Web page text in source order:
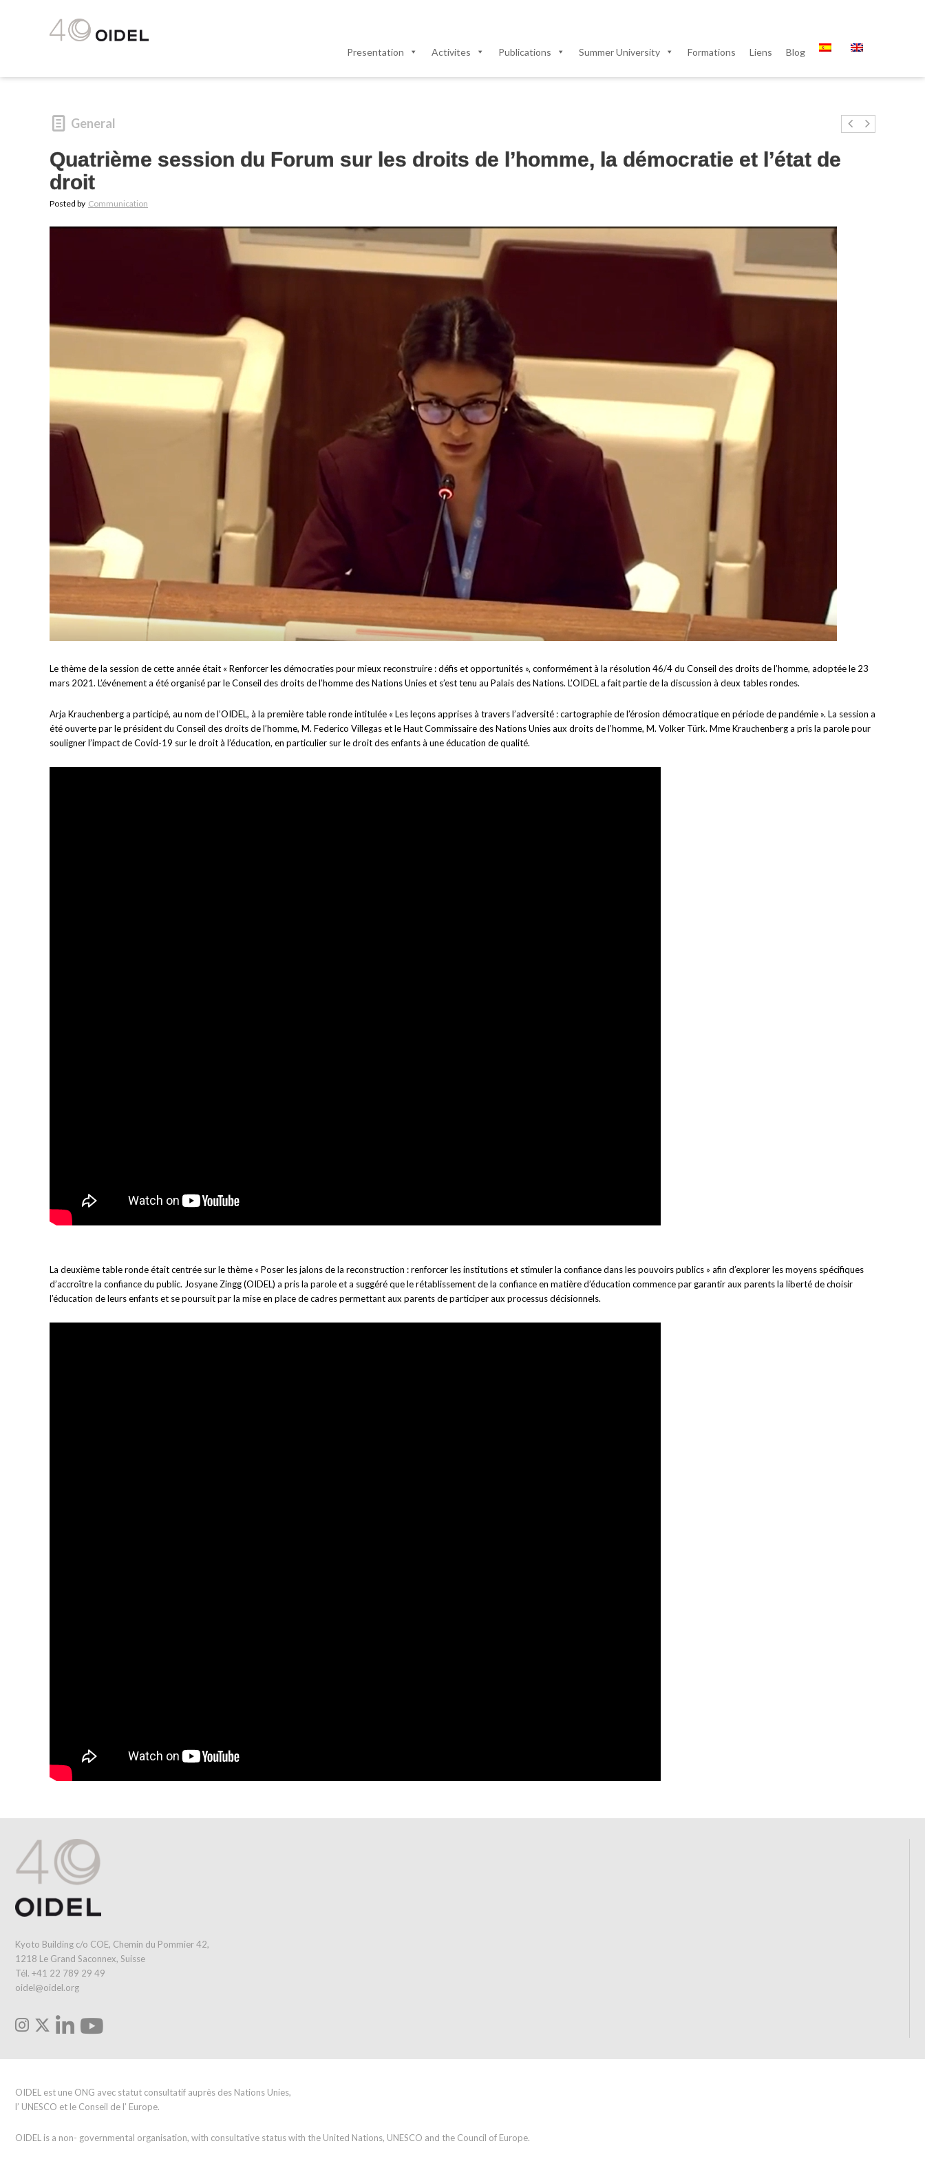
Presentation Activites Publications Summer University Formations Liens Blog
General
Quatrième session du Forum sur les droits de l’homme, la démocratie et l’état de
droit
Posted by Communication
Le thème de la session de cette année était « Renforcer les démocraties pour mieux reconstruire : défis et opportunités », conformément à la résolution 46/4 du Conseil des droits de l’homme, adoptée le 23
mars 2021. L’événement a été organisé par le Conseil des droits de l’homme des Nations Unies et s’est tenu au Palais des Nations. L’OIDEL a fait partie de la discussion à deux tables rondes.
Arja Krauchenberg a participé, au nom de l’OIDEL, à la première table ronde intitulée « Les leçons apprises à travers l’adversité : cartographie de l’érosion démocratique en période de pandémie ». La session a
été ouverte par le président du Conseil des droits de l’homme, M. Federico Villegas et le Haut Commissaire des Nations Unies aux droits de l’homme, M. Volker Türk. Mme Krauchenberg a pris la parole pour
souligner l’impact de Covid-19 sur le droit à l’éducation, en particulier sur le droit des enfants à une éducation de qualité.
La deuxième table ronde était centrée sur le thème « Poser les jalons de la reconstruction : renforcer les institutions et stimuler la confiance dans les pouvoirs publics » afin d’explorer les moyens spécifiques
d’accroître la confiance du public. Josyane Zingg (OIDEL) a pris la parole et a suggéré que le rétablissement de la confiance en matière d’éducation commence par garantir aux parents la liberté de choisir
l’éducation de leurs enfants et se poursuit par la mise en place de cadres permettant aux parents de participer aux processus décisionnels.
Kyoto Building c/o COE, Chemin du Pommier 42,
1218 Le Grand Saconnex, Suisse
Tél. +41 22 789 29 49
oidel@oidel.org
OIDEL est une ONG avec statut consultatif auprès des Nations Unies,
l’ UNESCO et le Conseil de l’ Europe.
OIDEL is a non- governmental organisation, with consultative status with the United Nations, UNESCO and the Council of Europe.